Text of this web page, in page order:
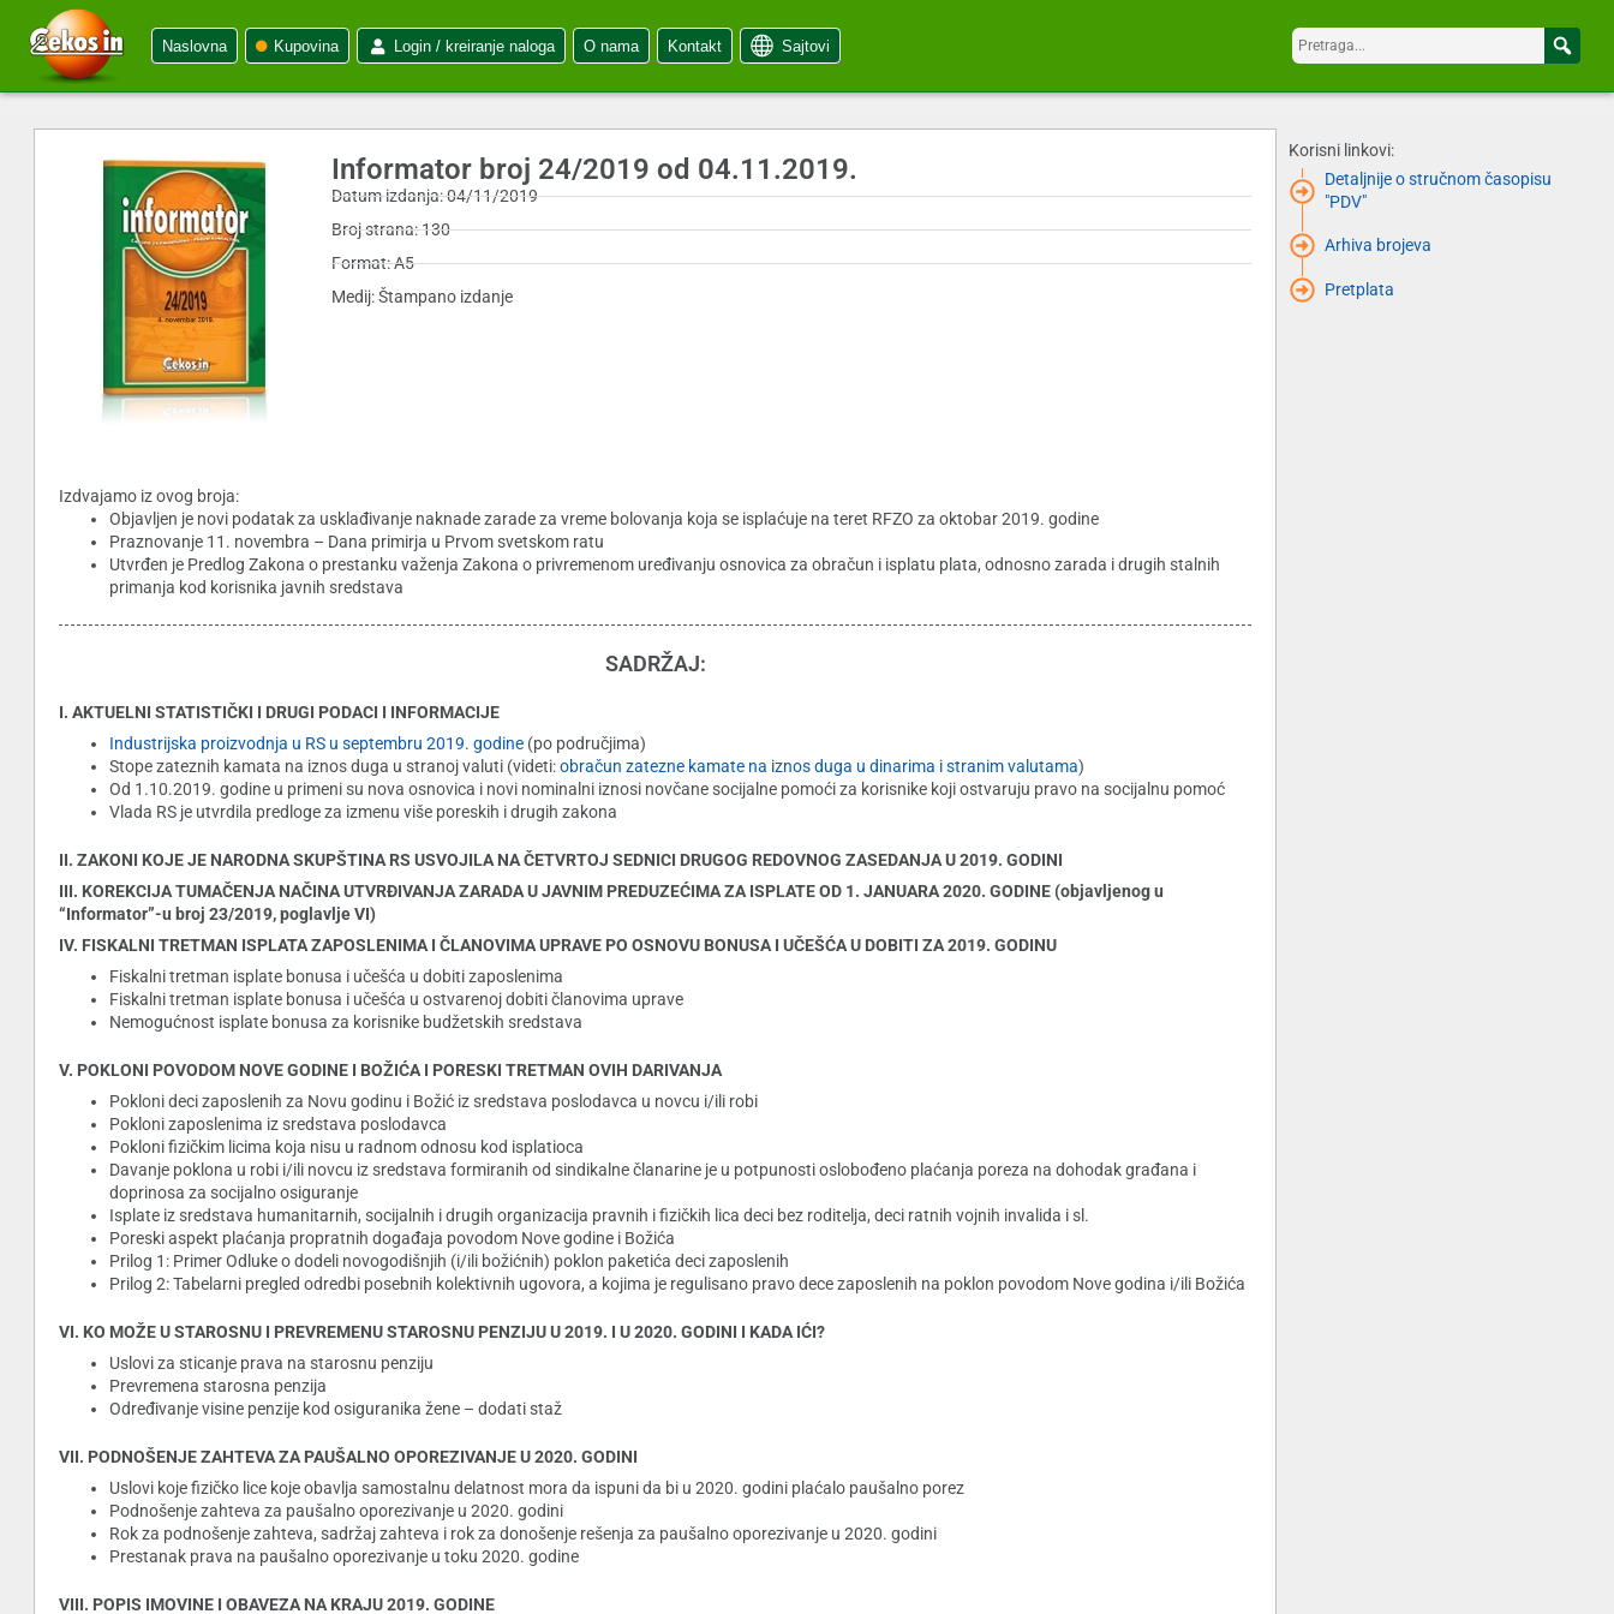
Naslovna Kupovina Login / kreiranje naloga O nama Kontakt Sajtovi
Informator broj 24/2019 od 04.11.2019.
Datum izdanja: 04/11/2019
Broj strana: 130
Format: A5
Medij: Štampano izdanje
Izdvajamo iz ovog broja:
Objavljen je novi podatak za usklađivanje naknade zarade za vreme bolovanja koja se isplaćuje na teret RFZO za oktobar 2019. godine
Praznovanje 11. novembra – Dana primirja u Prvom svetskom ratu
Utvrđen je Predlog Zakona o prestanku važenja Zakona o privremenom uređivanju osnovica za obračun i isplatu plata, odnosno zarada i drugih stalnih
primanja kod korisnika javnih sredstava
SADRŽAJ:
I. AKTUELNI STATISTIČKI I DRUGI PODACI I INFORMACIJE
Industrijska proizvodnja u RS u septembru 2019. godine (po područjima)
Stope zateznih kamata na iznos duga u stranoj valuti (videti:obračun zatezne kamate na iznos duga u dinarima i stranim valutama)
Od 1.10.2019. godine u primeni su nova osnovica i novi nominalni iznosi novčane socijalne pomoći za korisnike koji ostvaruju pravo na socijalnu pomoć
Vlada RS je utvrdila predloge za izmenu više poreskih i drugih zakona
II. ZAKONI KOJE JE NARODNA SKUPŠTINA RS USVOJILA NA ČETVRTOJ SEDNICI DRUGOG REDOVNOG ZASEDANJA U 2019. GODINI
III. KOREKCIJA TUMAČENJA NAČINA UTVRĐIVANJA ZARADA U JAVNIM PREDUZEĆIMA ZA ISPLATE OD 1. JANUARA 2020. GODINE (objavljenog u
“Informator”-u broj 23/2019, poglavlje VI)
IV. FISKALNI TRETMAN ISPLATA ZAPOSLENIMA I ČLANOVIMA UPRAVE PO OSNOVU BONUSA I UČEŠĆA U DOBITI ZA 2019. GODINU
Fiskalni tretman isplate bonusa i učešća u dobiti zaposlenima
Fiskalni tretman isplate bonusa i učešća u ostvarenoj dobiti članovima uprave
Nemogućnost isplate bonusa za korisnike budžetskih sredstava
V. POKLONI POVODOM NOVE GODINE I BOŽIĆA I PORESKI TRETMAN OVIH DARIVANJA
Pokloni deci zaposlenih za Novu godinu i Božić iz sredstava poslodavca u novcu i/ili robi
Pokloni zaposlenima iz sredstava poslodavca
Pokloni fizičkim licima koja nisu u radnom odnosu kod isplatioca
Davanje poklona u robi i/ili novcu iz sredstava formiranih od sindikalne članarine je u potpunosti oslobođeno plaćanja poreza na dohodak građana i
doprinosa za socijalno osiguranje
Isplate iz sredstava humanitarnih, socijalnih i drugih organizacija pravnih i fizičkih lica deci bez roditelja, deci ratnih vojnih invalida i sl.
Poreski aspekt plaćanja propratnih događaja povodom Nove godine i Božića
Prilog 1: Primer Odluke o dodeli novogodišnjih (i/ili božićnih) poklon paketića deci zaposlenih
Prilog 2: Tabelarni pregled odredbi posebnih kolektivnih ugovora, a kojima je regulisano pravo dece zaposlenih na poklon povodom Nove godina i/ili Božića
VI. KO MOŽE U STAROSNU I PREVREMENU STAROSNU PENZIJU U 2019. I U 2020. GODINI I KADA IĆI?
Uslovi za sticanje prava na starosnu penziju
Prevremena starosna penzija
Određivanje visine penzije kod osiguranika žene – dodati staž
VII. PODNOŠENJE ZAHTEVA ZA PAUŠALNO OPOREZIVANJE U 2020. GODINI
Uslovi koje fizičko lice koje obavlja samostalnu delatnost mora da ispuni da bi u 2020. godini plaćalo paušalno porez
Podnošenje zahteva za paušalno oporezivanje u 2020. godini
Rok za podnošenje zahteva, sadržaj zahteva i rok za donošenje rešenja za paušalno oporezivanje u 2020. godini
Prestanak prava na paušalno oporezivanje u toku 2020. godine
VIII. POPIS IMOVINE I OBAVEZA NA KRAJU 2019. GODINE
Korisni linkovi:
Detaljnije o stručnom časopisu
"PDV"
Arhiva brojeva
Pretplata